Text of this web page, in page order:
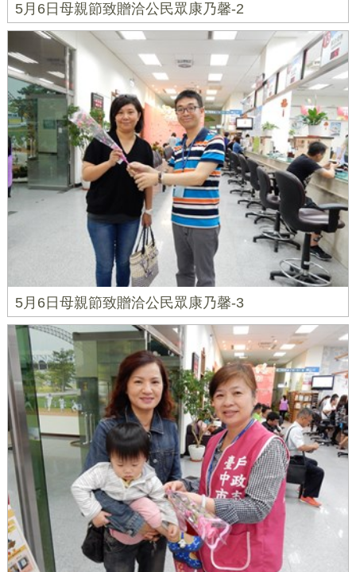
5月6日母親節致贈洽公民眾康乃馨-2
5月6日母親節致贈洽公民眾康乃馨-3